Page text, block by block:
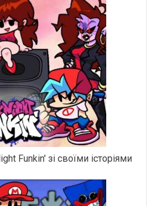
Funkin' зі своїми історіями